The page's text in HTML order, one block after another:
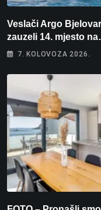
Veslači Argo
zauzeli 14. mjesto na
brzincu
7. KOLOVOZA 2026.